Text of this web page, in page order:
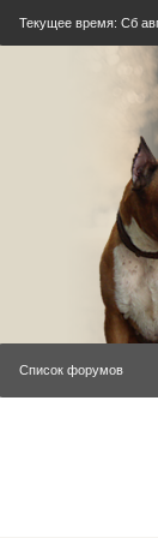
Текущее время: Сб
Список форумов